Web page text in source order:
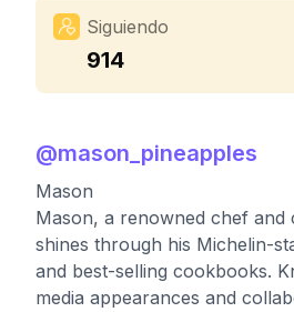
Siguiendo
914
@mason_pineapples
Mason
Mason, a renowned chef and
shines through his Michelin-
and best-selling cookbooks.
media appearances and